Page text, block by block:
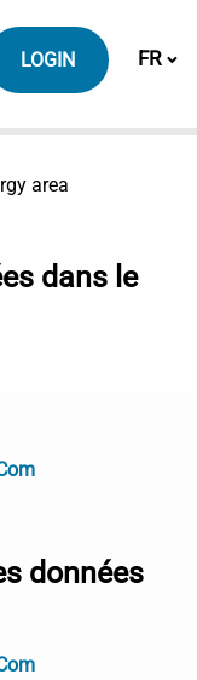
LOGIN FR
area
dans le
données